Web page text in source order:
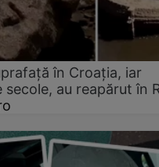
în Croația, iar
au reapărut în